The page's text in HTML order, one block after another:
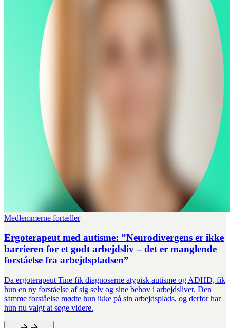
Medlemmerne fortæller
Ergoterapeut med autisme: ”Neurodivergens er ikke
barrieren for et godt arbejdsliv – det er manglende
forståelse fra arbejdspladsen”
Da ergoterapeut Tine fik diagnoserne atypisk autisme og ADHD, fik
hun en ny forståelse af sig selv og sine behov i arbejdslivet. Den
samme forståelse mødte hun ikke på sin arbejdsplads, og derfor har
hun nu valgt at søge videre.